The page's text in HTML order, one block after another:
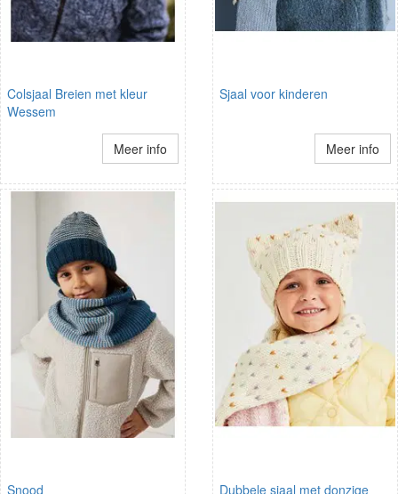
Colsjaal Breien met kleur
Wessem
Meer info
Sjaal voor kinderen
Meer info
Snood Dubbele sjaal met donzige